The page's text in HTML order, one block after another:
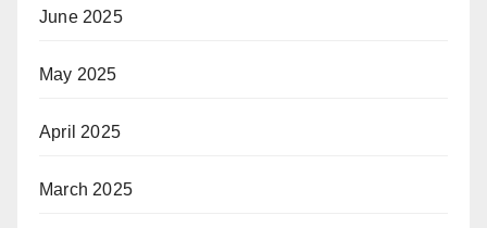
June 2025
May 2025
April 2025
March 2025